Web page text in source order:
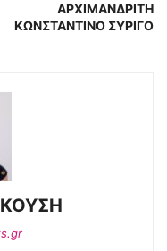
ΑΡΧΙΜΑΝΔΡΙΤΗ
ΚΩΝΣΤΑΝΤΙΝΟ ΣΥΡΙΓΟ